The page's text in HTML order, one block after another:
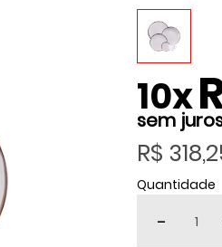
10x
R$
Quantidade
-